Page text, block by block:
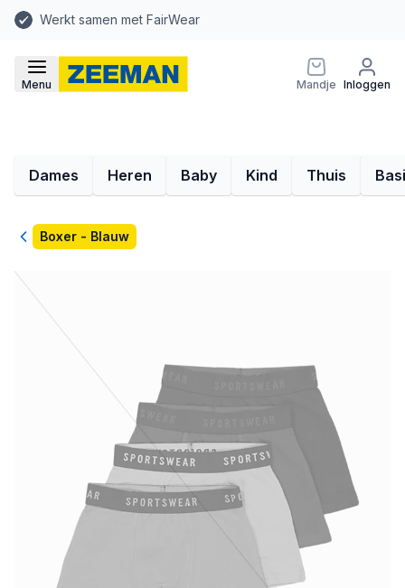
Werkt samen met FairWear
Menu Mandje Inloggen
Dames Heren Baby Kind Thuis
TerugBoxer - Blauw